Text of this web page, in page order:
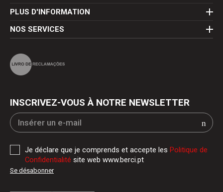
PLUS D'INFORMATION
NOS SERVICES
INSCRIVEZ-VOUS À NOTRE NEWSLETTER
Je déclare que je comprends et accepte les Politique de
Confidentialité site web www.berci.pt
Se désabonner